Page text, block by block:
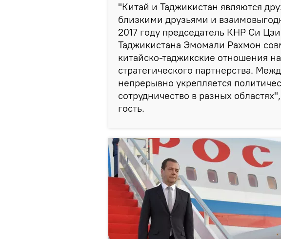
"Китай и Таджикистан являются
близкими друзьями и
2017 году председатель КНР Си
Таджикистана Эмомали Рахмон
китайско-таджикские отношения
стратегического партнерства.
непрерывно укрепляется
сотрудничество в разных
гость.